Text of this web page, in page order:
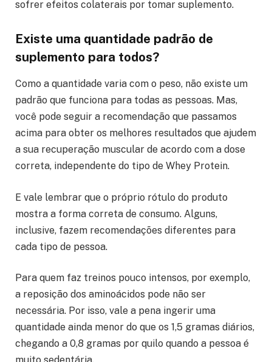
sofrer efeitos colaterais por tomar suplemento.
Existe uma quantidade padrão de
suplemento para todos?
Como a quantidade varia com o peso, não existe um
padrão que funciona para todas as pessoas. Mas,
você pode seguir a recomendação que passamos
acima para obter os melhores resultados que ajudem
a sua recuperação muscular de acordo com a dose
correta, independente do tipo de Whey Protein.
E vale lembrar que o próprio rótulo do produto
mostra a forma correta de consumo. Alguns,
inclusive, fazem recomendações diferentes para
cada tipo de pessoa.
Para quem faz treinos pouco intensos, por exemplo,
a reposição dos aminoácidos pode não ser
necessária. Por isso, vale a pena ingerir uma
quantidade ainda menor do que os 1,5 gramas diários,
chegando a 0,8 gramas por quilo quando a pessoa é